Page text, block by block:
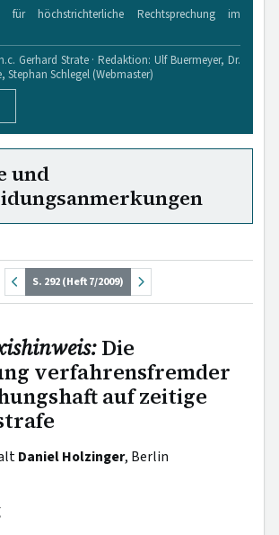
für höchstrichterliche Rechtsprechung im
Gerhard Strate · Redaktion: Ulf Buermeyer, Dr.
Stephan Schlegel (Webmaster)
und
S. 292 (Heft 7/2009)
Die
verfahrensfremder
auf zeitige
Daniel Holzinger, Berlin